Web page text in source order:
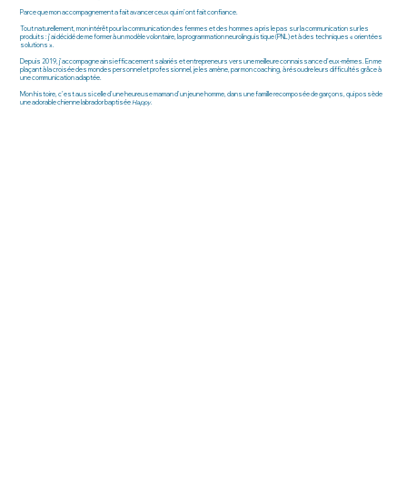
Parce que mon accompagnement a fait avancer ceux qui m’ont fait confiance.
Tout naturellement, mon intérêt pour la communication des femmes et des hommes a pris le pas sur la communication sur les
produits : j'ai décidé de me former à un modèle volontaire, la programmation neurolinguistique (PNL) et à des techniques « orientées
solutions ».
Depuis 2019, j’accompagne ainsi efficacement salariés et entrepreneurs vers une meilleure connaissance d’eux-mêmes. En me
plaçant à la croisée des mondes personnel et professionnel, je les amène, par mon coaching, à résoudre leurs difficultés grâce à
une communication adaptée.
Mon histoire, c’est aussi celle d’une heureuse maman d'un jeune homme, dans une famille recomposée de garçons, qui possède
une adorable chienne labrador baptiséeHappy.